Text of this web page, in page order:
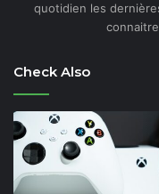
quotidien les
Check Also